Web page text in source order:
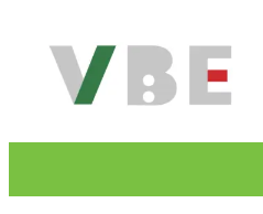
Inhalt
springen